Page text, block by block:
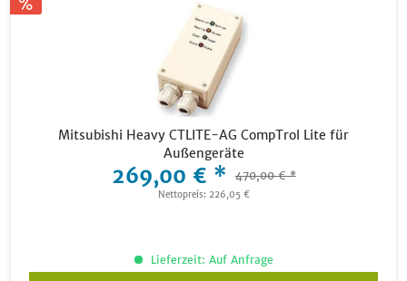
Mitsubishi Heavy CTLITE-AG CompTrol Lite für
Außengeräte
269,00 € * 470,00 € *
Nettopreis: 226,05 €
Lieferzeit: Auf Anfrage